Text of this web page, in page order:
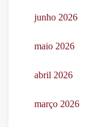
junho 2026
maio 2026
abril 2026
março 2026